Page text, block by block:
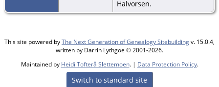
Halvorsen.
This site powered byThe Next Generation of Genealogy Sitebuildingv. 15.0.4,
written by Darrin Lythgoe © 2001-2026.
Maintained by Heidi Tofterå Slettemoen. | Data Protection Policy.
Switch to standard site